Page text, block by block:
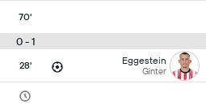
70'
0 - 1
28' Eggestein
Ginter